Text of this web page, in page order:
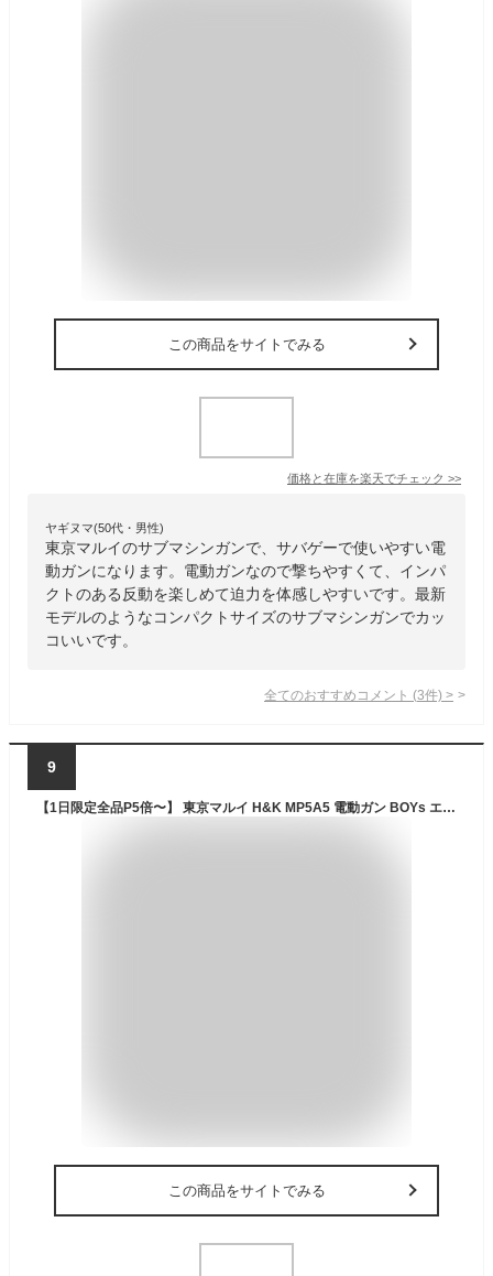
この商品をサイトでみる
価格と在庫を楽天でチェック >>
ヤギヌマ(50代・男性)
東京マルイのサブマシンガンで、サバゲーで使いやすい電
動ガンになります。電動ガンなので撃ちやすくて、インパ
クトのある反動を楽しめて迫力を体感しやすいです。最新
モデルのようなコンパクトサイズのサブマシンガンでカッ
コいいです。
全てのおすすめコメント (3件) >
9
【1日限定全品P5倍〜】 東京マルイ H&K MP5A5 電動ガン BOYs エアガン サブマシンガン 電動 ガン PDW エアソフトガン ホビー ミリタリー サバイバルゲーム サバゲー 女子 男子 初心者 クリスマス プレゼント 景品 対象年令10歳以上 ☆ 新生活 プレゼント ギフト
この商品をサイトでみる